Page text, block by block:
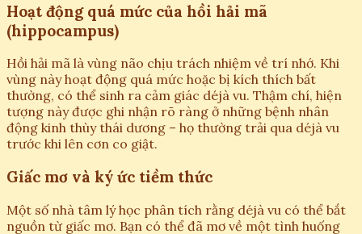
Hoạt động quá mức của hồi hải mã
(hippocampus)
Hồi hải mã là vùng não chịu trách nhiệm về trí nhớ. Khi
vùng này hoạt động quá mức hoặc bị kích thích bất
thường, có thể sinh ra cảm giác déjà vu. Thậm chí, hiện
tượng này được ghi nhận rõ ràng ở những bệnh nhân
động kinh thùy thái dương – họ thường trải qua déjà vu
trước khi lên cơn co giật.
Giấc mơ và ký ức tiềm thức
Một số nhà tâm lý học phân tích rằng déjà vu có thể bắt
nguồn từ giấc mơ. Bạn có thể đã mơ về một tình huống